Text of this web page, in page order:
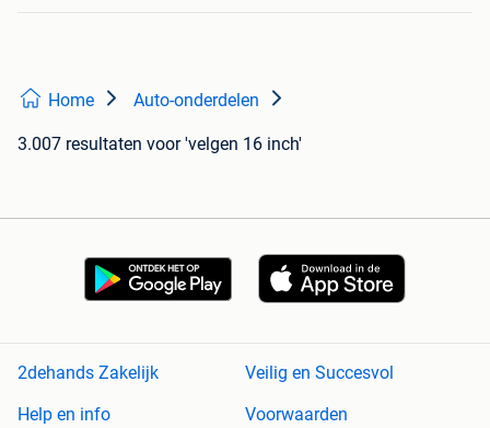
Home Auto-onderdelen
3.007 resultaten voor 'velgen 16 inch'
2dehands Zakelijk
Veilig en Succesvol
Help en info
Voorwaarden